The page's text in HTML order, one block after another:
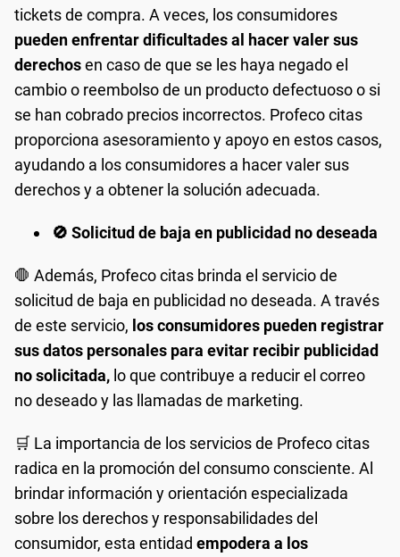
tickets de compra. A veces, los consumidores
pueden enfrentar dificultades al hacer valer sus
derechosen caso de que se les haya negado el
cambio o reembolso de un producto defectuoso o si
se han cobrado precios incorrectos. Profeco citas
proporciona asesoramiento y apoyo en estos casos,
ayudando a los consumidores a hacer valer sus
derechos y a obtener la solución adecuada.
🚫 Solicitud de baja en publicidad no deseada
🛑 Además, Profeco citas brinda el servicio de
solicitud de baja en publicidad no deseada. A través
de este servicio, los consumidores pueden registrar
sus datos personales para evitar recibir publicidad
no solicitada, lo que contribuye a reducir el correo
no deseado y las llamadas de marketing.
🛒 La importancia de los servicios de Profeco citas
radica en la promoción del consumo consciente. Al
brindar información y orientación especializada
sobre los derechos y responsabilidades del
consumidor, esta entidad empodera a los